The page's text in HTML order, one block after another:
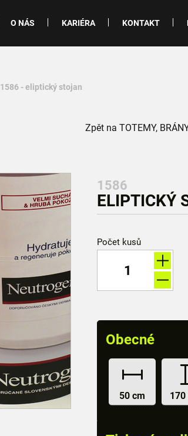
O NÁS KARIÉRA KONTAKT
1586 - eliptický stojan
Zpět na TOTEMY,
1586
ELIPTICKÝ
Počet kusů
Obecné
50 cm 170